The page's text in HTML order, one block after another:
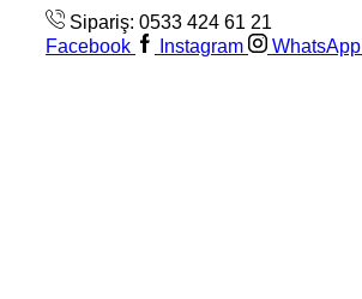
Sipariş: 0533 424 61 21
Facebook
Instagram WhatsApp